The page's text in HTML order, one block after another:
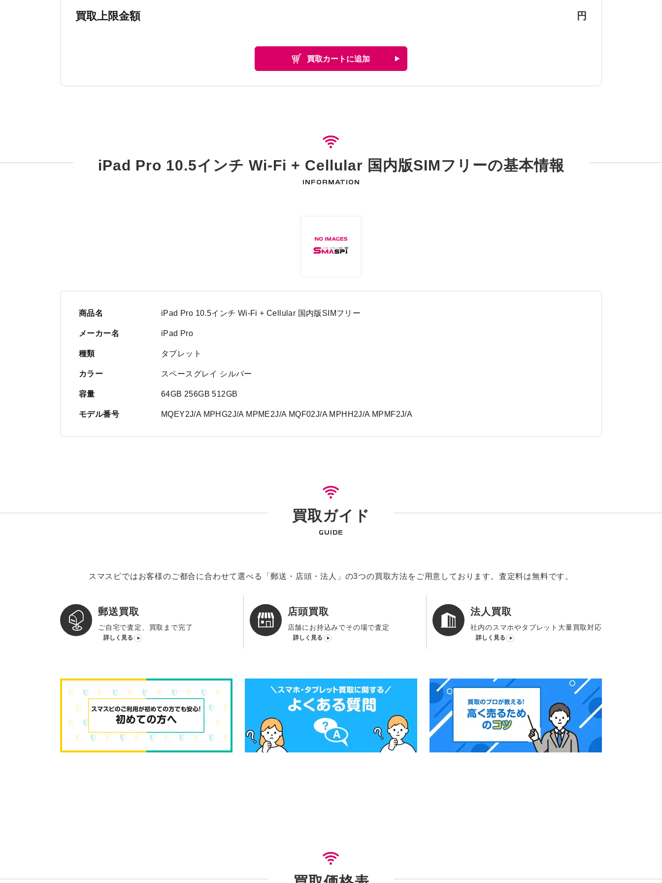
買取上限金額 円
買取カートに追加
iPad Pro 10.5インチ Wi-Fi + Cellular 国内版SIMフリーの基本情報
INFORMATION
商品名 iPad Pro 10.5インチ Wi-Fi + Cellular 国内版SIMフリー
メーカー名 iPad Pro
種類 タブレット
カラー スペースグレイ シルバー
容量 64GB 256GB 512GB
モデル番号 MQEY2J/A MPHG2J/A MPME2J/A MQF02J/A MPHH2J/A MPMF2J/A
買取ガイド
GUIDE
スマスピではお客様のご都合に合わせて選べる「郵送・店頭・法人」の3つの買取方法をご用意しております。査定料は無料です。
郵送買取
ご自宅で査定、買取まで完了
詳しく見る
店頭買取
店舗にお持込みでその場で査定
詳しく見る
法人買取
社内のスマホやタブレット大量買取対応
詳しく見る